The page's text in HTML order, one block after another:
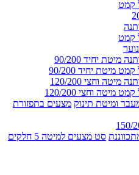
קמט
קמט
מיטת יחיד 90/200
מיטה וחצי 120/200
ומיטת תינוק מצעים בתפזורת
סט מצעים למיטה 5 חלקים